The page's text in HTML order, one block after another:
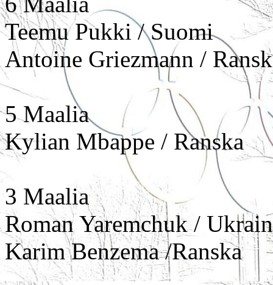
Teemu Pukki / Suomi
Antoine Griezmann /
5 Maalia
Kylian Mbappe / Ranska
3 Maalia
Roman Yaremchuk /
Karim Benzema /Ranska